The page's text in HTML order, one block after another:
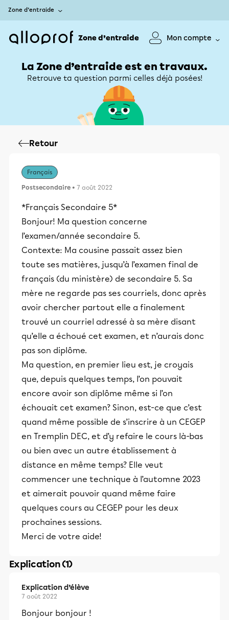
Zone d’entraide
Zone d’entraide Mon compte
La Zone d’entraide est en travaux.
Retrouve ta question parmi celles déjà posées!
Retour
Français
Postsecondaire • 7 août 2022
*Français Secondaire 5*
Bonjour! Ma question concerne
l’examen/année secondaire 5.
Contexte: Ma cousine passait assez bien
toute ses matières, jusqu’à l’examen final de
français (du ministère) de secondaire 5. Sa
mère ne regarde pas ses courriels, donc après
avoir chercher partout elle a finalement
trouvé un courriel adressé à sa mère disant
qu’elle a échoué cet examen, et n’aurais donc
pas son diplôme.
Ma question, en premier lieu est, je croyais
que, depuis quelques temps, l’on pouvait
encore avoir son diplôme même si l’on
échouait cet examen? Sinon, est-ce que c’est
quand même possible de s’inscrire à un CEGEP
en Tremplin DEC, et d’y refaire le cours là-bas
ou bien avec un autre établissement à
distance en même temps? Elle veut
commencer une technique à l’automne 2023
et aimerait pouvoir quand même faire
quelques cours au CEGEP pour les deux
prochaines sessions.
Merci de votre aide!
Explication (1)
Explication d’élève
7 août 2022
Bonjour bonjour !